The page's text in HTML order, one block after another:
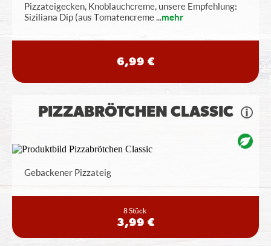
Pizzateigecken, Knoblauchcreme, unsere Empfehlung:
Siziliana Dip (aus Tomatencreme...mehr
6,99 €
PIZZABRÖTCHEN CLASSIC
Gebackener Pizzateig
8 Stück
3,99 €